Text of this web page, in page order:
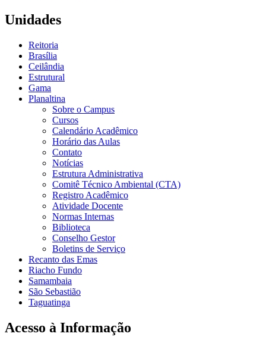
Unidades
Reitoria
Brasília
Ceilândia
Estrutural
Gama
Planaltina
Sobre o Campus
Cursos
Calendário Acadêmico
Horário das Aulas
Contato
Notícias
Estrutura Administrativa
Comitê Técnico Ambiental (CTA)
Registro Acadêmico
Atividade Docente
Normas Internas
Biblioteca
Conselho Gestor
Boletins de Serviço
Recanto das Emas
Riacho Fundo
Samambaia
São Sebastião
Taguatinga
Acesso à Informação